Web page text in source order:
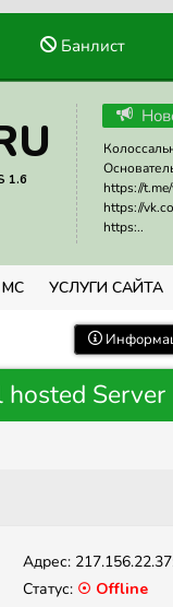
Банлист
1.6 https://
https://
https:..
МС УСЛУГИ САЙТА
Server
Адрес:
Статус: ☉ Offline